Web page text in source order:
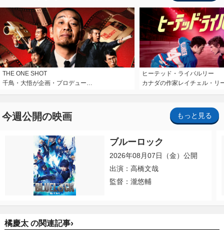
THE ONE SHOT
千鳥・大悟が企画・プロデュー…
ヒーテッド・ライバルリー
カナダの作家レイチェル・リ
今週公開の映画 もっと見る
ブルーロック
2026年08月07日（金）公開
出演：高橋文哉
監督：瀧悠輔
橘慶太 の関連記事›